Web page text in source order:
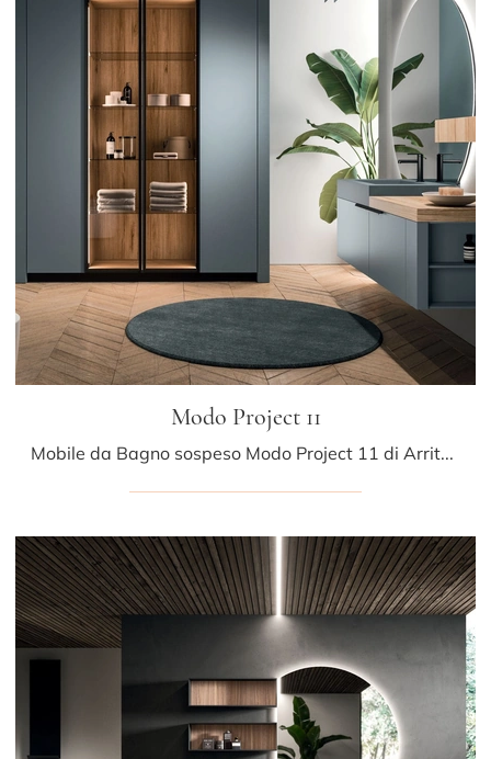
Modo Project 11
Mobile da Bagno sospeso Modo Project 11 di Arrital: clicca e ottieni informazioni su mobili bagno sospesi in laccato opaco e accessori della firma.